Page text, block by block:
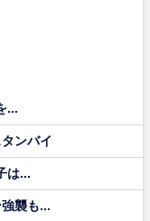
...
ンバイ
は...
襲も...